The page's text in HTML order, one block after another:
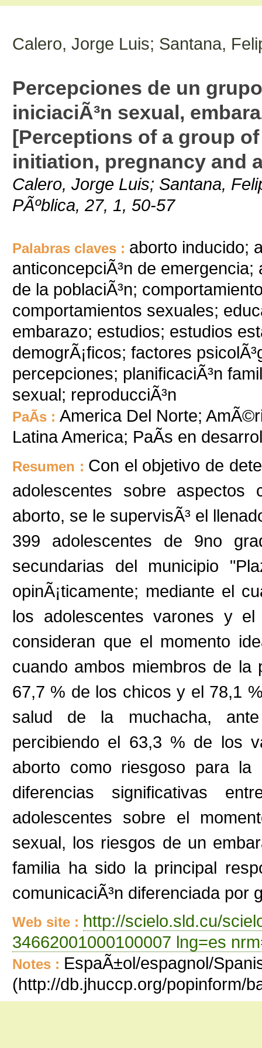
Calero, Jorge Luis; Santana,
Percepciones de un
iniciaciÃ³n sexual,
[Perceptions of a group
initiation, pregnancy and
Calero, Jorge Luis; Santana,
PÃºblica, 27, 1, 50-57
Palabras claves : aborto inducido;
anticoncepciÃ³n de
de la poblaciÃ³n;
comportamientos sexuales;
embarazo; estudios; estudios
demogrÃ¡ficos; factores
percepciones; planificaciÃ³n
sexual; reproducciÃ³n
PaÃ­s : America Del Norte;
Latina America; PaÃ­s en
Resumen : Con el objetivo de
adolescentes sobre aspectos
aborto, se le supervisÃ³ el
399 adolescentes de 9no
secundarias del municipio
opinÃ¡ticamente; mediante el
los adolescentes varones y
consideran que el momento
cuando ambos miembros de
67,7 % de los chicos y el 78,1
salud de la muchacha,
percibiendo el 63,3 % de los
aborto como riesgoso para
diferencias significativas
adolescentes sobre el
sexual, los riesgos de un
familia ha sido la principal
comunicaciÃ³n diferenciada por
Web site : http://scielo.sld.cu/
34662001000100007 lng=es
Notes : EspaÃ±ol/espagnol/
(http://db.jhuccp.org/popinform/